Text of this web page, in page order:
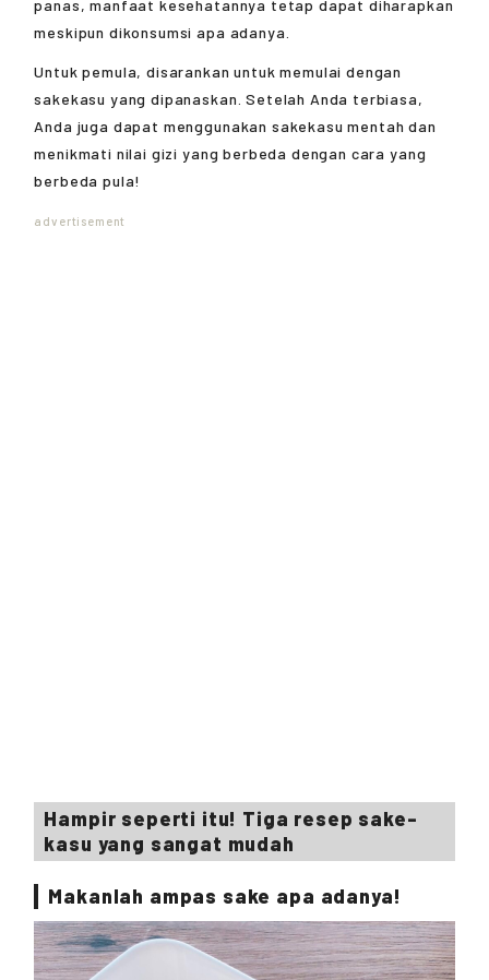
panas, manfaat kesehatannya tetap dapat diharapkan
meskipun dikonsumsi apa adanya.
Untuk pemula, disarankan untuk memulai dengan
sakekasu yang dipanaskan. Setelah Anda terbiasa,
Anda juga dapat menggunakan sakekasu mentah dan
menikmati nilai gizi yang berbeda dengan cara yang
berbeda pula!
advertisement
Hampir seperti itu! Tiga resep sake-
kasu yang sangat mudah
Makanlah ampas sake apa adanya!